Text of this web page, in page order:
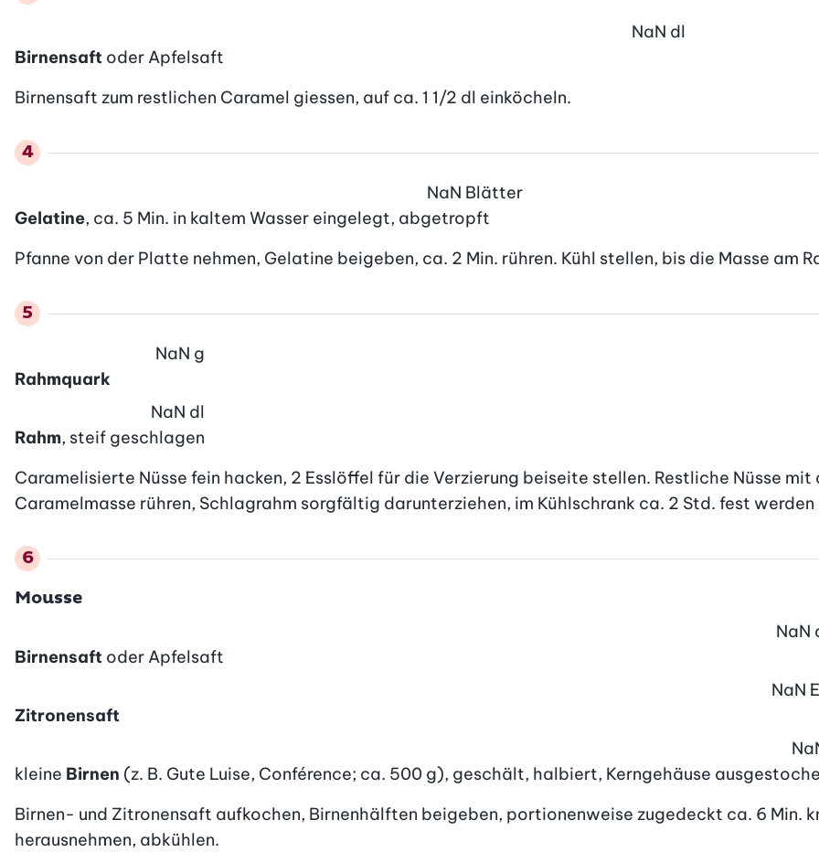
Birnensaft oder Apfelsaft
NaN dl
Birnensaft zum restlichen Caramel giessen, auf ca. 1 1/2 dl einköcheln.
Gelatine, ca. 5 Min. in kaltem Wasser eingelegt, abgetropft
NaN Blätter
Pfanne von der Platte nehmen, Gelatine beigeben, ca. 2 Min. rühren. Kühl stellen, bis die Masse am
Rahmquark
NaN g
Rahm, steif geschlagen
NaN dl
Caramelisierte Nüsse fein hacken, 2 Esslöffel für die Verzierung beiseite stellen. Restliche Nüsse mit
Caramelmasse rühren, Schlagrahm sorgfältig darunterziehen, im Kühlschrank ca. 2 Std. fest werden
Mousse
Birnensaft oder Apfelsaft
NaN
Zitronensaft
NaN
kleine Birnen (z. B. Gute Luise, Conférence; ca. 500 g), geschält, halbiert, Kerngehäuse
Birnen- und Zitronensaft aufkochen, Birnenhälften beigeben, portionenweise zugedeckt ca. 6 Min.
herausnehmen, abkühlen.